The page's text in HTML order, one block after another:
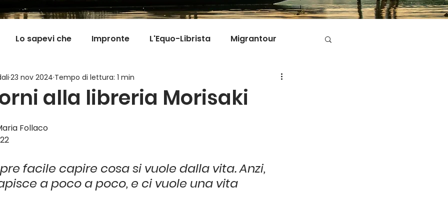
Lo sapevi che Impronte L'Equo-Librista Migrantour
Good News I Viaggi della Tarta
alla libreria Morisaki
23 nov 2024 Tempo di lettura: 1 min
Follaco
facile capire cosa si vuole dalla vita. Anzi,
a poco a poco, e ci vuole una vita